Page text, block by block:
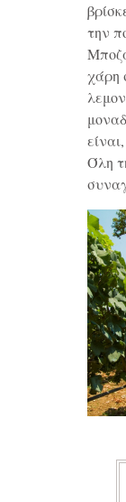
την
χάρη
Όλη